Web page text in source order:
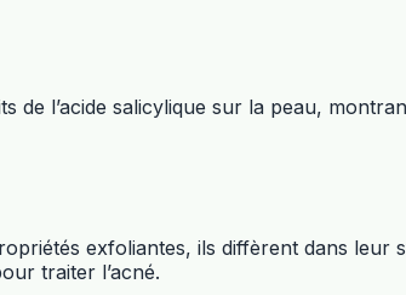
de l’acide salicylique sur la peau,
exfoliantes, ils diffèrent dans
traiter l’acné.